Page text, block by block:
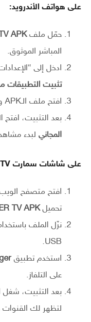
على هواتف الأندرويد:
حمّل ملفAPK
المباشر الموثوق.
ادخل إلى
تثبيت التطبيقات
افتح ملف الـAPK وابدأ التثبيت.
بعد التثبيت،
المجاني لبدء
على شاشات سمارت TV (تلفاز Android TV):
افتح متصفح الويب
تحميلTV APK
نزّل الملف
USB.
استخدم تطبيق
على التلفاز.
بعد التثبيت، شغل
لتظهر لك القنوات